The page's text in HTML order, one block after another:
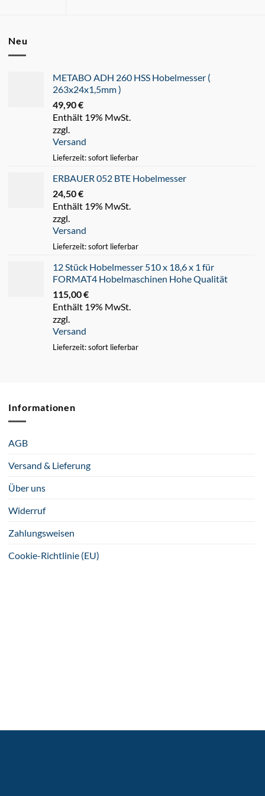
Neu
METABO ADH 260 HSS Hobelmesser (
263x24x1,5mm )
49,90€
Enthält 19% MwSt.
zzgl.
Versand
Lieferzeit: sofort lieferbar
ERBAUER 052 BTE Hobelmesser
24,50€
Enthält 19% MwSt.
zzgl.
Versand
Lieferzeit: sofort lieferbar
12 Stück Hobelmesser 510 x 18,6 x 1 für
FORMAT4 Hobelmaschinen Hohe Qualität
115,00€
Enthält 19% MwSt.
zzgl.
Versand
Lieferzeit: sofort lieferbar
Informationen
AGB
Versand & Lieferung
Über uns
Widerruf
Zahlungsweisen
Cookie-Richtlinie (EU)